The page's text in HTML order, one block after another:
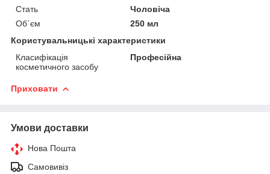
Стать
Чоловіча
Об`єм
250 мл
Користувальницькі характеристики
Класифікація
косметичного засобу
Професійна
Приховати
Умови доставки
Нова Пошта
Самовивіз